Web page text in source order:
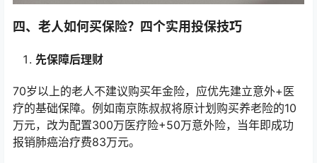
四、老人如何买保险？四个实用投保技巧
先保障后理财
70岁以上的老人不建议购买年金险，应优先建立意外+医
疗的基础保障。例如南京陈叔叔将原计划购买养老险的10
万元，改为配置300万医疗险+50万意外险，当年即成功
报销肺癌治疗费83万元。